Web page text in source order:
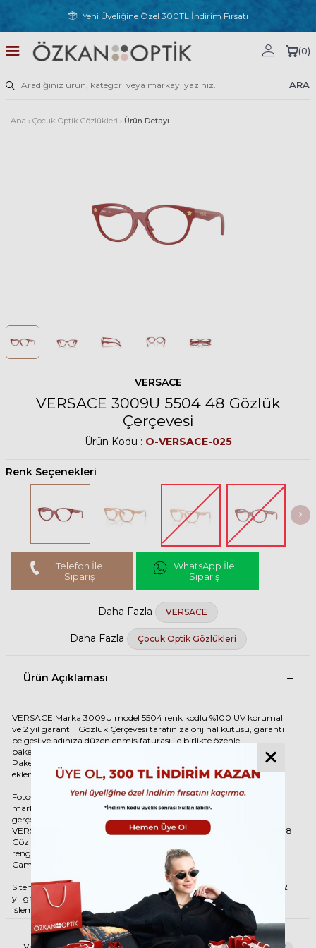
Yeni Üyeliğine Özel 300TL İndirim Fırsatı
ARA
(0)
Ana › Çocuk Optik Gözlükleri › Ürün Detayı
VERSACE
VERSACE 3009U 5504 48 Gözlük
Çerçevesi
Ürün Kodu : O-VERSACE-025
Renk Seçenekleri
Telefon İle
Sipariş
WhatsApp İle
Sipariş
Daha Fazla VERSACE
Daha Fazla Çocuk Optik Gözlükleri
Ürün Açıklaması
VERSACE Marka 3009U model 5504 renk kodlu %100 UV korumalı
ve 2 yıl garantili Gözlük Çerçevesi tarafınıza orijinal kutusu, garanti
belgesi ve adınıza düzenlenmiş faturası ile birlikte özenle
paketlenerek kargoya teslim edilir.
Paketinize ek olarak silme bezi ve temizleme spreyi ücretsiz olarak
eklenmektedir.
Fotoğraftaki Gözlük Çerçevesi kutusu gösterim amaçlı olup
markanın orijinal alternatiflerinden gönderim
gerçekleştirilebilmektedir.
VERSACE Çocuk Kırmızı Gözlük ÇerçevesiVERSACE 3009U 5504 48
Gözlük Çerçevesi çerçeve şekli Oval, hammaddesi Asetat, çerçeve
rengi Kırmızı renktir.
Camlar %100 korumalı renkli camların materyali ‘dir.
Sitemizden alacağınız VERSACE Gözlük Çerçevesi %100 orijinal ve 2
yıl garantilidir. Garanti kapsamındaki tüm parça değişim ve tamir
işlemleriniÖZKAN OPTİKmağazalarından ücretsiz olarak destek
alabilirsiniz.
Garanti kapsamı dışındaki tüm parça değişim ve tamir işlemleri için